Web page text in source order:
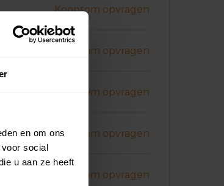
en om ons
social
u aan ze heeft
Koopsom opvragen
Koopsom opvragen
Koopsom opvragen
Koopsom opvragen
Koopsom opvragen